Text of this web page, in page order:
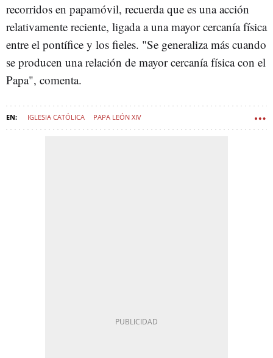
recorridos en papamóvil, recuerda que es una acción
relativamente reciente, ligada a una mayor cercanía física
entre el pontífice y los fieles. "Se generaliza más cuando
se producen una relación de mayor cercanía física con el
Papa", comenta.
IGLESIA CATÓLICA PAPA LEÓN XIV